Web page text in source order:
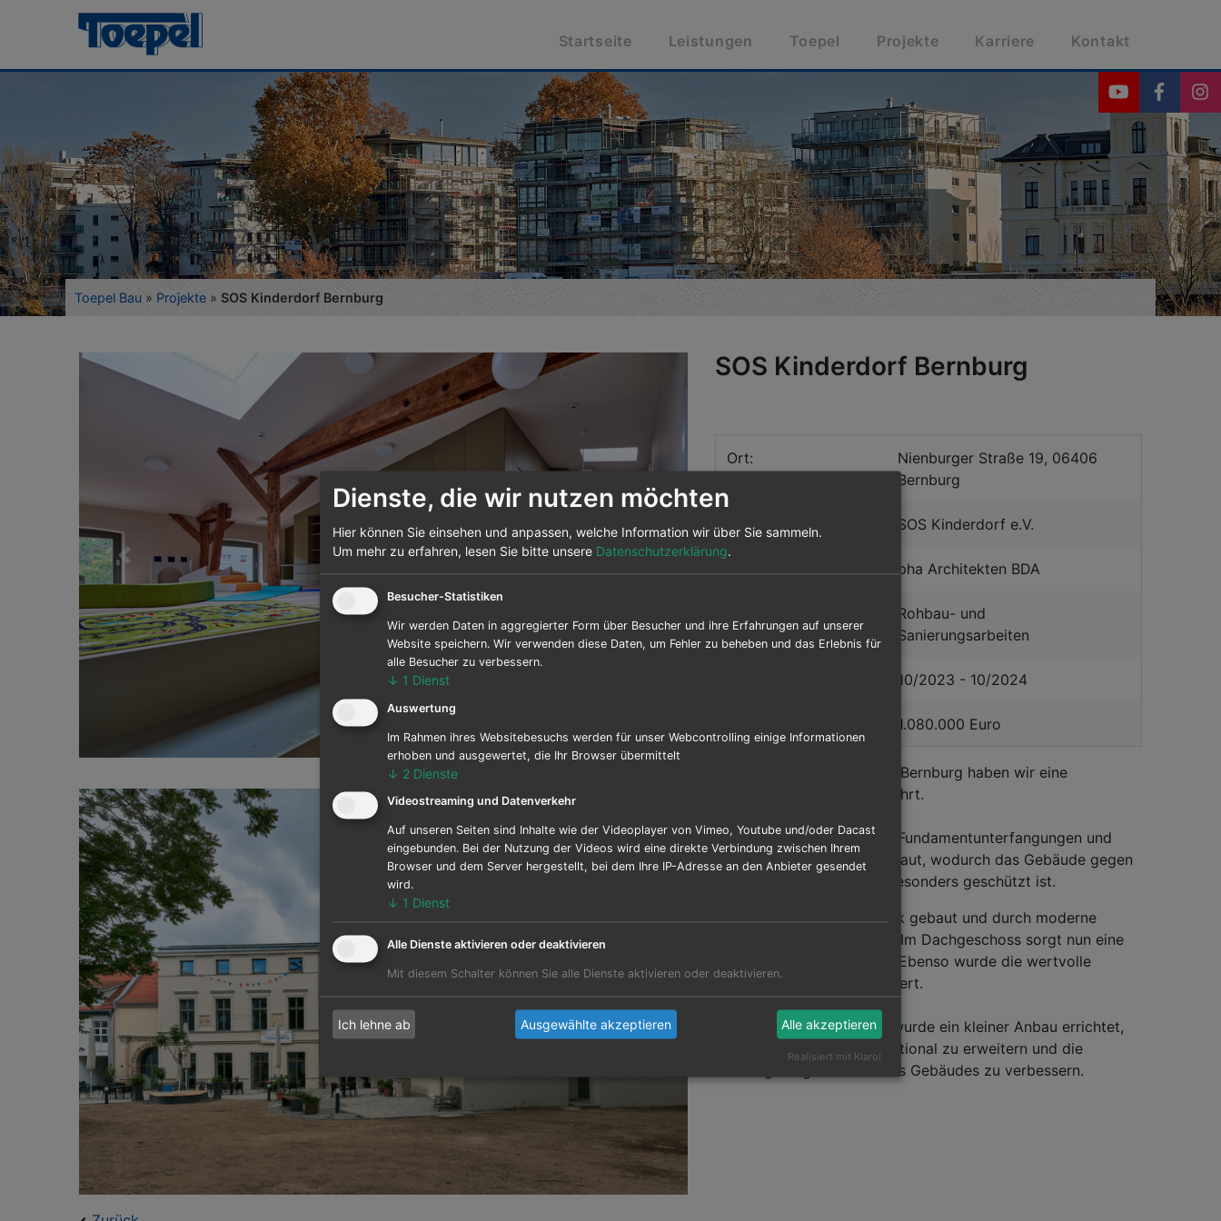
Startseite Leistungen Toepel Projekte Karriere Kontakt
Toepel Bau » Projekte » SOS Kinderdorf Bernburg
Previous
SOS Kinderdorf Bernburg
Ort:
Nienburger Straße 19, 06406
Bernburg
Auftraggeber: SOS Kinderdorf e.V.
pha Architekten BDA
Rohbau- und
Sanierungsarbeiten
10/2023 - 10/2024
1.080.000 Euro
Für das SOS-Kinderdorf in Bernburg haben wir eine
Altbausanierung durchgeführt.
Im Kellergeschoss wurden Fundamentunterfangungen und
eine „Weiße Wanne" eingebaut, wodurch das Gebäude gegen
Grund- und Hochwasser besonders geschützt ist.
Alte Decken wurden zurück gebaut und durch moderne
Stahlbetondecken ersetzt. Im Dachgeschoss sorgt nun eine
HBV-Decke für Sicherheit. Ebenso wurde die wertvolle
Stuckdecke im Saal gesichert.
Ergänzend zur Sanierung wurde ein kleiner Anbau errichtet,
um das Raumangebot funktional zu erweitern und die
Nutzungsmöglichkeiten des Gebäudes zu verbessern.
Dienste, die wir nutzen möchten
Hier können Sie einsehen und anpassen, welche Information wir über Sie sammeln.
Um mehr zu erfahren, lesen Sie bitte unsere Datenschutzerklärung.
Besucher-Statistiken
Wir werden Daten in aggregierter Form über Besucher und ihre Erfahrungen auf unserer
Website speichern. Wir verwenden diese Daten, um Fehler zu beheben und das Erlebnis für
alle Besucher zu verbessern.
↓ 1 Dienst
Auswertung
Im Rahmen ihres Websitebesuchs werden für unser Webcontrolling einige Informationen
erhoben und ausgewertet, die Ihr Browser übermittelt
↓ 2 Dienste
Videostreaming und Datenverkehr
Auf unseren Seiten sind Inhalte wie der Videoplayer von Vimeo, Youtube und/oder Dacast
eingebunden. Bei der Nutzung der Videos wird eine direkte Verbindung zwischen Ihrem
Browser und dem Server hergestellt, bei dem Ihre IP-Adresse an den Anbieter gesendet
wird.
↓ 1 Dienst
Alle Dienste aktivieren oder deaktivieren
Mit diesem Schalter können Sie alle Dienste aktivieren oder deaktivieren.
Ich lehne ab Ausgewählte akzeptieren Alle akzeptieren
Realisiert mit Klaro!